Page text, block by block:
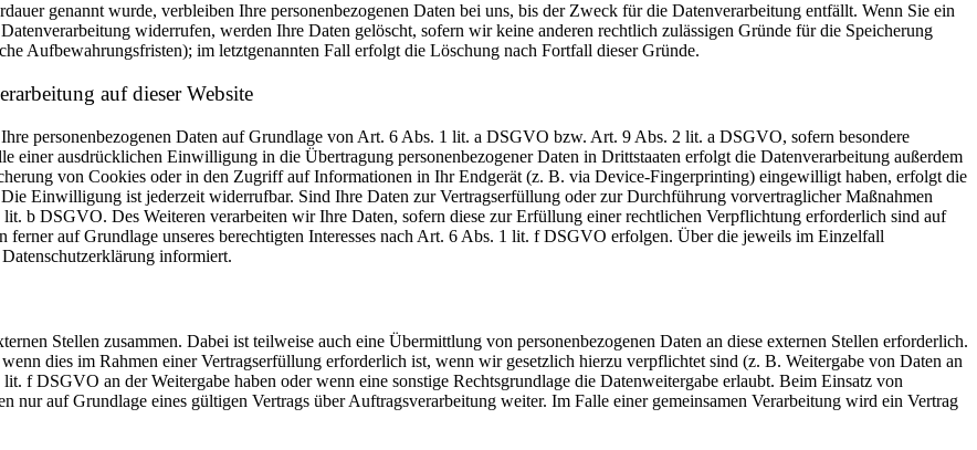
genannt wurde, verbleiben Ihre personenbezogenen Daten bei uns, bis der Zweck für die Datenverarbeitung entfällt. Wenn Sie ein
widerrufen, werden Ihre Daten gelöscht, sofern wir keine anderen rechtlich zulässigen Gründe für die Speicherung
Aufbewahrungsfristen); im letztgenannten Fall erfolgt die Löschung nach Fortfall dieser Gründe.
auf dieser Website
personenbezogenen Daten auf Grundlage von Art. 6 Abs. 1 lit. a DSGVO bzw. Art. 9 Abs. 2 lit. a DSGVO, sofern besondere
ausdrücklichen Einwilligung in die Übertragung personenbezogener Daten in Drittstaaten erfolgt die Datenverarbeitung außerdem
von Cookies oder in den Zugriff auf Informationen in Ihr Endgerät (z. B. via Device-Fingerprinting) eingewilligt haben, erfolgt die
Einwilligung ist jederzeit widerrufbar. Sind Ihre Daten zur Vertragserfüllung oder zur Durchführung vorvertraglicher Maßnahmen
b DSGVO. Des Weiteren verarbeiten wir Ihre Daten, sofern diese zur Erfüllung einer rechtlichen Verpflichtung erforderlich sind auf
auf Grundlage unseres berechtigten Interesses nach Art. 6 Abs. 1 lit. f DSGVO erfolgen. Über die jeweils im Einzelfall
informiert.
Stellen zusammen. Dabei ist teilweise auch eine Übermittlung von personenbezogenen Daten an diese externen Stellen erforderlich.
dies im Rahmen einer Vertragserfüllung erforderlich ist, wenn wir gesetzlich hierzu verpflichtet sind (z. B. Weitergabe von Daten an
f DSGVO an der Weitergabe haben oder wenn eine sonstige Rechtsgrundlage die Datenweitergabe erlaubt. Beim Einsatz von
nur auf Grundlage eines gültigen Vertrags über Auftragsverarbeitung weiter. Im Falle einer gemeinsamen Verarbeitung wird ein Vertrag